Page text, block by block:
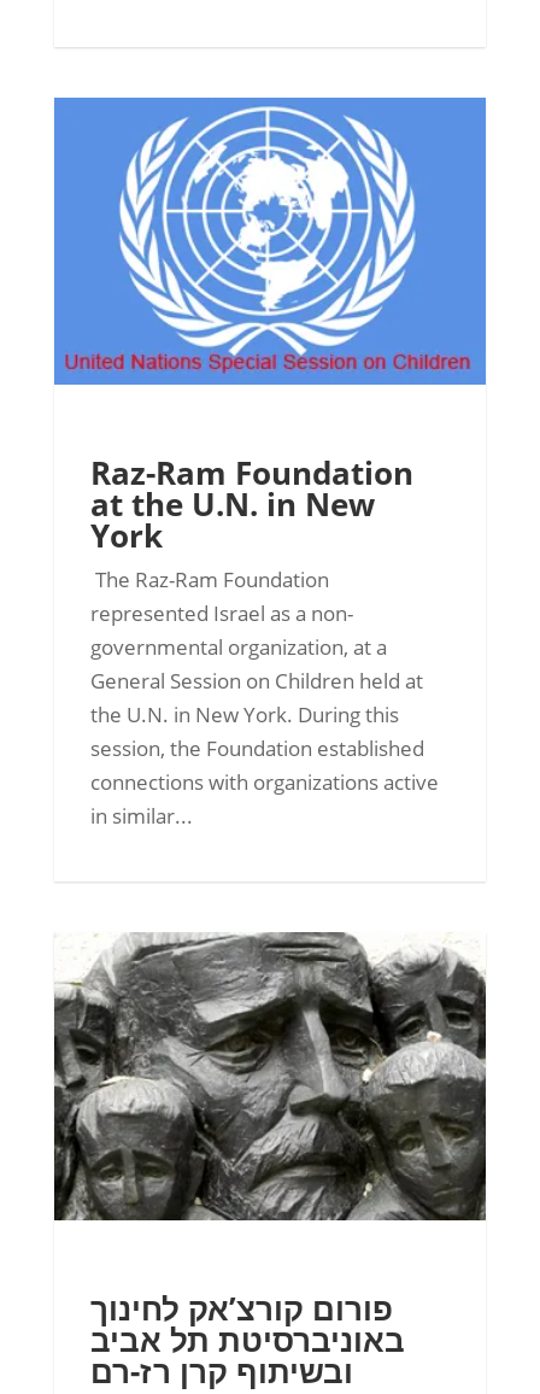
Raz-Ram Foundation
at the U.N. in New
York
The Raz-Ram Foundation
represented Israel as a non-
governmental organization, at a
General Session on Children held at
the U.N. in New York. During this
session, the Foundation established
connections with organizations active
in similar...
פורום קורצ’אק לחינוך
באוניברסיטת תל אביב
ובשיתוף קרן רז-רם